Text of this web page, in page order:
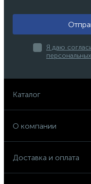
Я даю
Каталог
О компании
Доставка и оплата